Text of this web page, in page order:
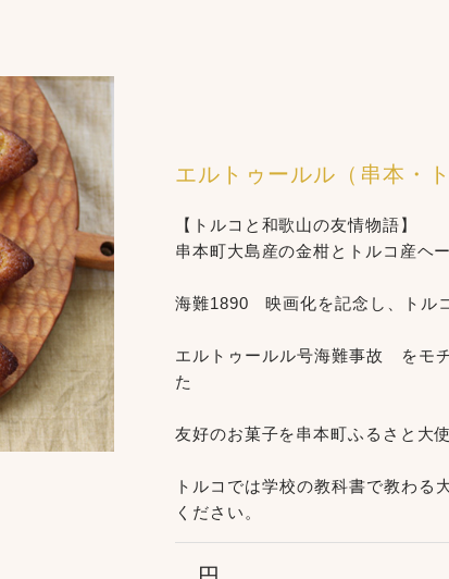
エルトゥールル（串本・
【トルコと和歌山の友情物語】
串本町大島産の金柑とトルコ産ヘ
海難1890 映画化を記念し、トル
エルトゥールル号海難事故 をモ
た
友好のお菓子を串本町ふるさと大
トルコでは学校の教科書で教わる
ください。